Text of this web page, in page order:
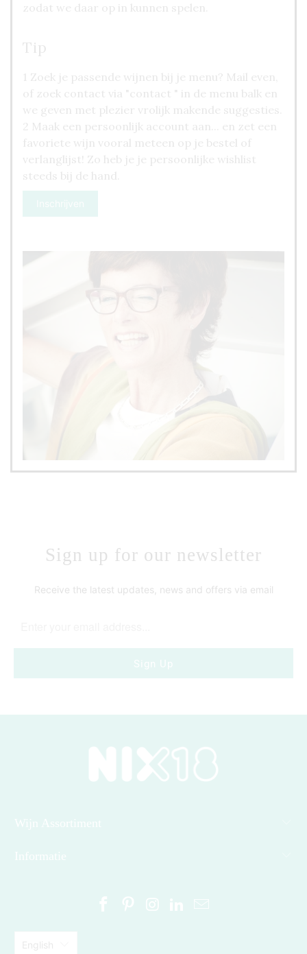
zodat we daar op in kunnen spelen.
Tip
1 Zoek je passende wijnen bij je menu? Mail even,
of zoek contact via "contact " in de menu balk en
we geven met plezier vrolijk makende suggesties.
2 Maak een persoonlijk account aan... en zet een
favoriete wijn vooral meteen op je bestel of
verlanglijst! Zo heb je je persoonlijke wishlist
steeds bij de hand.
Sign up for our newsletter
Receive the latest updates, news and offers via email
Wijn Assortiment
Informatie
English